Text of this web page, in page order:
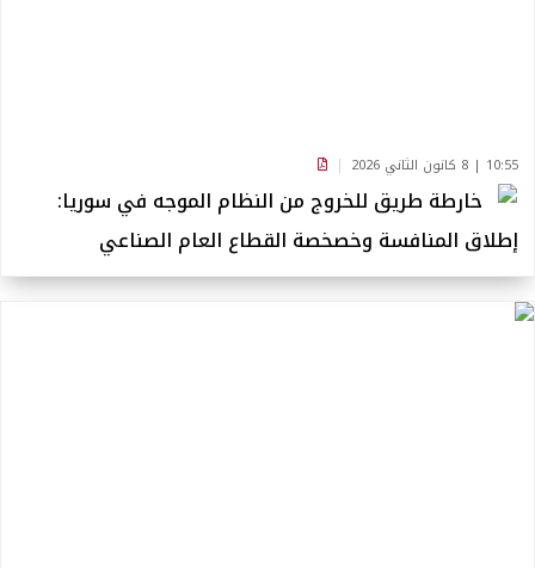
10:55 | 8 كانون الثاني 2026
خارطة طريق للخروج من النظام الموجه في سوريا:
إطلاق المنافسة وخصخصة القطاع العام الصناعي